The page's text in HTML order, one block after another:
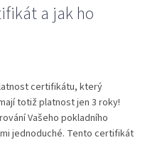
a jak ho
certifikátu, který
totiž platnost jen 3 roky!
Vašeho pokladního
jednoduché. Tento certifikát